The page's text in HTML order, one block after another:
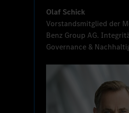
Olaf Schick
Vorstandsmitglied der
Benz Group AG.
Governance &